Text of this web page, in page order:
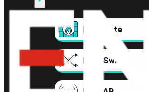
FortiGate
FortiSwitch